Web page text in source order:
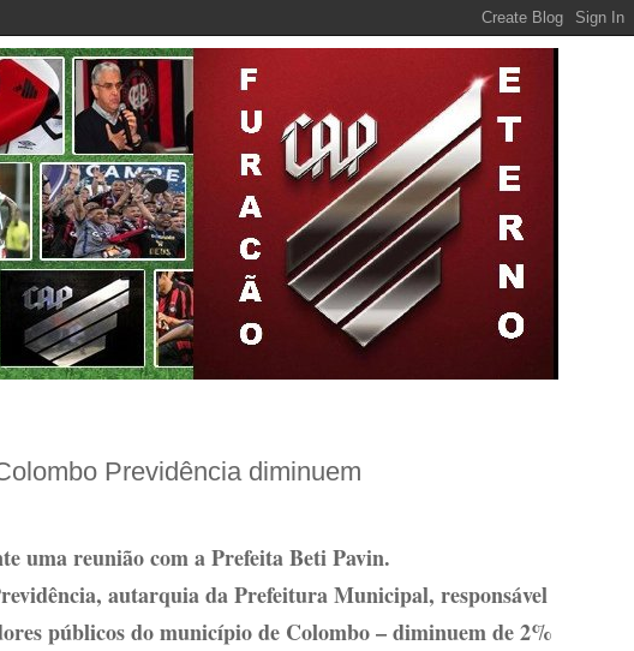
Previdência diminuem
uma reunião com a Prefeita Beti Pavin.
autarquia da Prefeitura Municipal, responsável
públicos do município de Colombo – diminuem de 2%